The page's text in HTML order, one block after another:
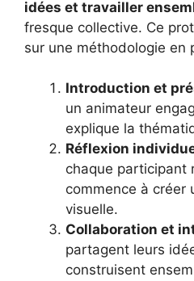
idées et travailler
fresque collective. Ce
sur une méthodologie en
Introduction et
un animateur
explique la
Réflexion
chaque participant
commence à créer
visuelle.
Collaboration et
partagent leurs
construisent